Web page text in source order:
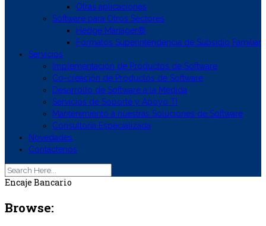
Otras aplicaciones
Software para Otros Sectores
Hedge Manager®
Formatos Superintendencia de Subsidio Familiar
Servicios
Implementación de Productos de Software
Co-creación de Productos de Software
Desarrollo de Software a la Medida
Servicios de Soporte y Apoyo TI
Mantenimiento a nuestras Soluciones de Software
Consultoría Especializada
Novedades
Contáctenos
Encaje Bancario
Browse: